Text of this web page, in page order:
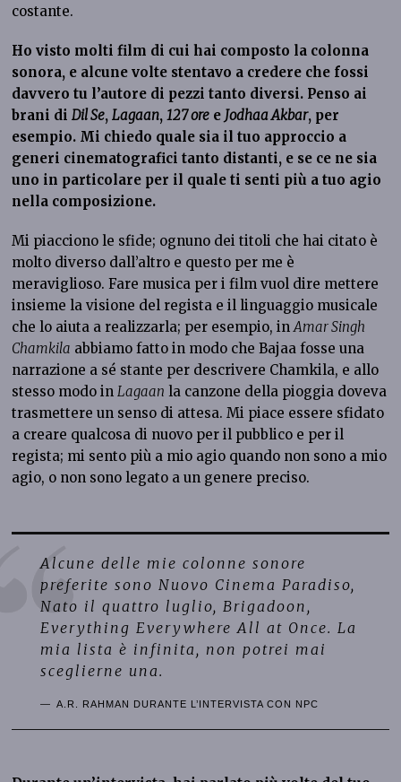
costante.
Ho visto molti film di cui hai composto la colonna
sonora, e alcune volte stentavo a credere che fossi
davvero tu l’autore di pezzi tanto diversi. Penso ai
brani diDil Se,Lagaan,127 ore e Jodhaa Akbar, per
esempio. Mi chiedo quale sia il tuo approccio a
generi cinematografici tanto distanti, e se ce ne sia
uno in particolare per il quale ti senti più a tuo agio
nella composizione.
Mi piacciono le sfide; ognuno dei titoli che hai citato è
molto diverso dall’altro e questo per me è
meraviglioso. Fare musica per i film vuol dire mettere
insieme la visione del regista e il linguaggio musicale
che lo aiuta a realizzarla; per esempio, inAmar Singh
Chamkila abbiamo fatto in modo che Bajaa fosse una
narrazione a sé stante per descrivere Chamkila, e allo
stesso modo inLagaan la canzone della pioggia doveva
trasmettere un senso di attesa. Mi piace essere sfidato
a creare qualcosa di nuovo per il pubblico e per il
regista; mi sento più a mio agio quando non sono a mio
agio, o non sono legato a un genere preciso.
Alcune delle mie colonne sonore
preferite sonoNuovo Cinema Paradiso,
Nato il quattro luglio,Brigadoon,
Everything Everywhere All at Once. La
mia lista è infinita, non potrei mai
sceglierne una.
A.R. RAHMAN DURANTE L’INTERVISTA CON NPC